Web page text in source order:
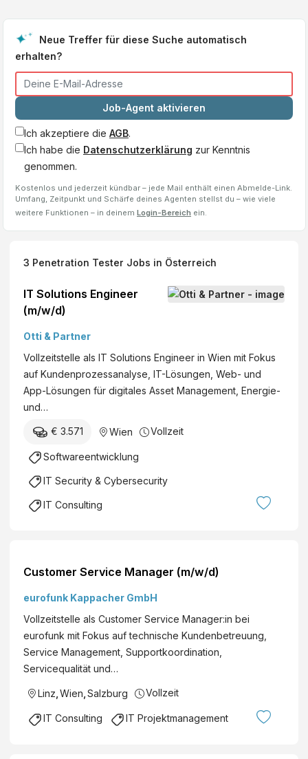
Neue Treffer für diese Suche automatisch
erhalten?
Job-Agent aktivieren
Ich akzeptiere die AGB.
Ich habe die Datenschutzerklärung zur Kenntnis
genommen.
Kostenlos und jederzeit kündbar – jede Mail enthält einen Abmelde-Link.
Umfang, Zeitpunkt und Schärfe deines Agenten stellst du – wie viele
weitere Funktionen – in deinem Login-Bereich ein.
3 Penetration Tester Jobs in Österreich
IT Solutions Engineer
(m/w/d)
Otti & Partner
Vollzeitstelle als IT Solutions Engineer in Wien mit Fokus
auf Kundenprozessanalyse, IT-Lösungen, Web- und
App-Lösungen für digitales Asset Management, Energie-
und…
€ 3.571 Wien Vollzeit
Softwareentwicklung
IT Security & Cybersecurity
IT Consulting
Customer Service Manager (m/w/d)
eurofunk Kappacher GmbH
Vollzeitstelle als Customer Service Manager:in bei
eurofunk mit Fokus auf technische Kundenbetreuung,
Service Management, Supportkoordination,
Servicequalität und…
Linz,Wien,Salzburg Vollzeit
IT Consulting IT Projektmanagement